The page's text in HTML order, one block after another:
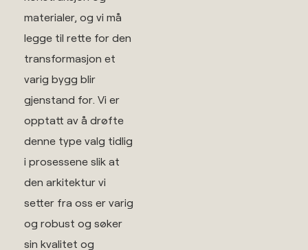
materialer, og vi må
legge til rette for den
transformasjon et
varig bygg blir
gjenstand for. Vi er
opptatt av å drøfte
denne type valg tidlig
i prosessene slik at
den arkitektur vi
setter fra oss er varig
og robust og søker
sin kvalitet og